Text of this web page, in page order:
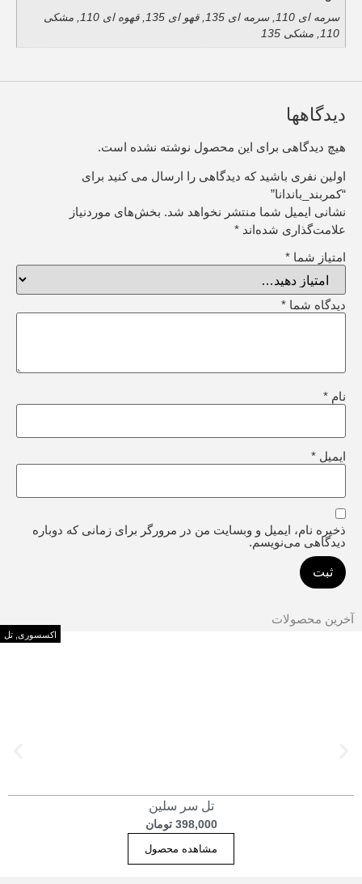
سرمه ای 110, سرمه ای 135, قهو ای 135, قهوه ای 110, مشکی
110, مشکی 135
دیدگاهها
هیچ دیدگاهی برای این محصول نوشته نشده است.
اولین نفری باشید که دیدگاهی را ارسال می کنید برای
“کمربند_باندانا”
نشانی ایمیل شما منتشر نخواهد شد. بخش‌های موردنیاز
علامت‌گذاری شده‌اند *
امتیاز شما *
دیدگاه شما *
نام *
ایمیل *
ذخیره نام، ایمیل و وبسایت من در مرورگر برای زمانی که دوباره
دیدگاهی می‌نویسم.
آخرین محصولات
اکسسوری, تل
تل سر سلین
398,000 تومان
مشاهده محصول